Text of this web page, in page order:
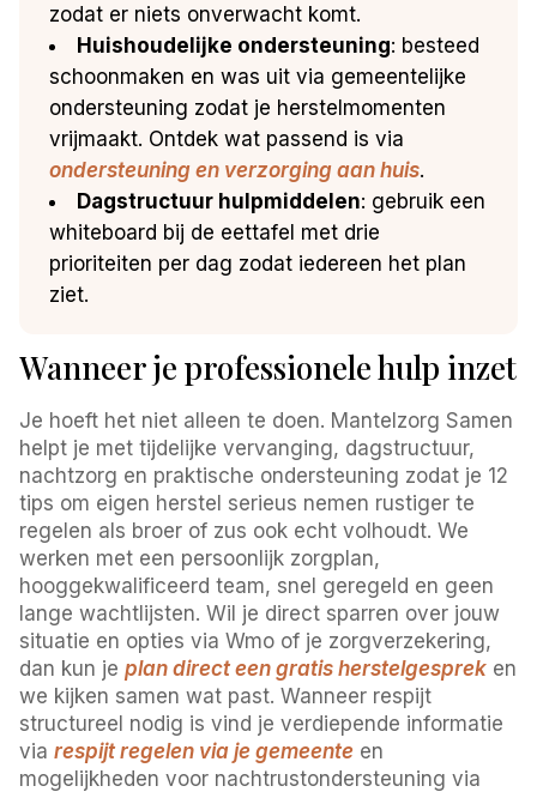
zodat er niets onverwacht komt.
Huishoudelijke ondersteuning: besteed
schoonmaken en was uit via gemeentelijke
ondersteuning zodat je herstelmomenten
vrijmaakt. Ontdek wat passend is via
ondersteuning en verzorging aan huis.
Dagstructuur hulpmiddelen: gebruik een
whiteboard bij de eettafel met drie
prioriteiten per dag zodat iedereen het plan
ziet.
Wanneer je professionele hulp inzet
Je hoeft het niet alleen te doen. Mantelzorg Samen
helpt je met tijdelijke vervanging, dagstructuur,
nachtzorg en praktische ondersteuning zodat je 12
tips om eigen herstel serieus nemen rustiger te
regelen als broer of zus ook echt volhoudt. We
werken met een persoonlijk zorgplan,
hooggekwalificeerd team, snel geregeld en geen
lange wachtlijsten. Wil je direct sparren over jouw
situatie en opties via Wmo of je zorgverzekering,
dan kun jeplan direct een gratis herstelgesprek en
we kijken samen wat past. Wanneer respijt
structureel nodig is vind je verdiepende informatie
viarespijt regelen via je gemeente en
mogelijkheden voor nachtrustondersteuning via